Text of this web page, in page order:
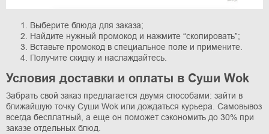
Выберите блюда для заказа;
Найдите нужный промокод и нажмите “скопировать”;
Вставьте промокод в специальное поле и примените.
Получите скидку и наслаждайтесь.
Условия доставки и оплаты в Суши Wok
Забрать свой заказ предлагается двумя способами: зайти в
ближайшую точку Суши Wok или дождаться курьера. Самовывоз
всегда бесплатный, а еще он поможет сэкономить до 30% при
заказе отдельных блюд.